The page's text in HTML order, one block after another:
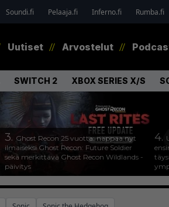
Soundi.fi Pelaaja.fi Inferno.fi Rumba.fi
Uutiset Arvostelut
SWITCH 2 XBOX SERIES X/S
3. Ghost Recon 25 vuotta: nappaa nyt
ilmaiseksi Ghost Recon: Future Soldier
sekä merkittävä Ghost Recon Wildlands -
päivitys
4.